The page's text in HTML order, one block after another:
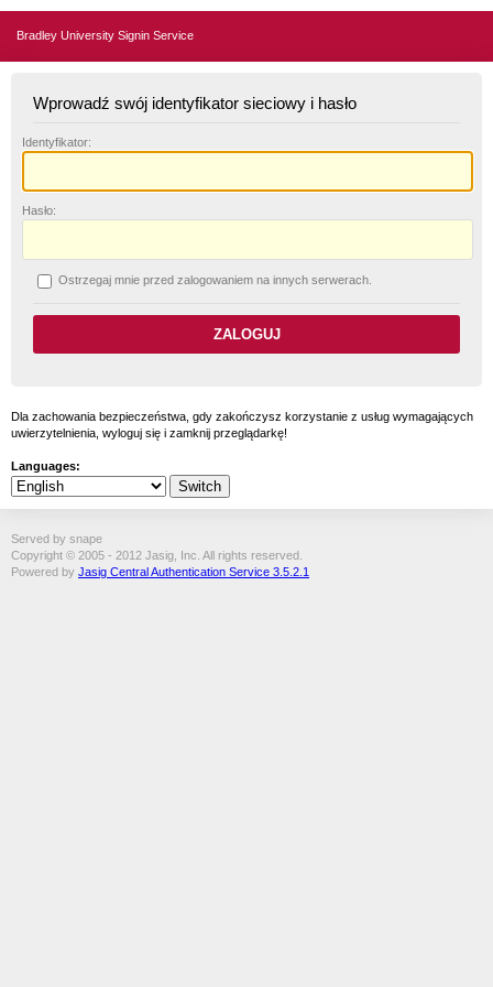
Bradley University Signin Service
Wprowadź swój identyfikator sieciowy i hasło
Identyfikator:
Hasło:
Ostrzegaj mnie przed zalogowaniem na innych serwerach.
Dla zachowania bezpieczeństwa, gdy zakończysz korzystanie z usług wymagających
uwierzytelnienia, wyloguj się i zamknij przeglądarkę!
Languages:
Served by snape
Copyright © 2005 - 2012 Jasig, Inc. All rights reserved.
Powered by Jasig Central Authentication Service 3.5.2.1